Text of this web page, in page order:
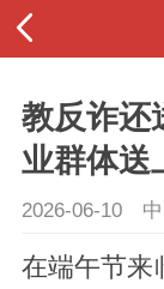
教反诈还
业群体送
2026-06-10
在端午节来